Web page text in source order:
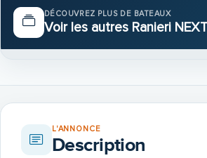
DÉCOUVREZ PLUS DE BATEAUX
Voir les autres Ranieri
L'ANNONCE
Description